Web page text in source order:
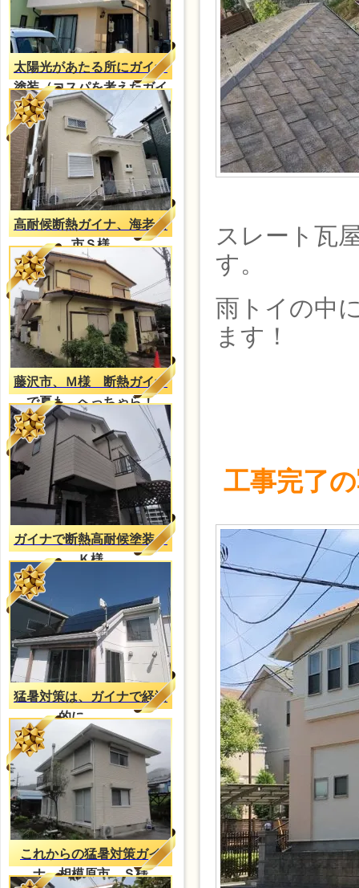
太陽光があたる所にガイナ
塗装（コスパを考えたガイ
ナ塗装）
高耐候断熱ガイナ、海老名
市Ｓ様
藤沢市、Ｍ様 断熱ガイナ
で夏も、へっちゃら！
ガイナで断熱高耐候塗装、
Ｋ様
猛暑対策は、ガイナで経済
的に。。。
これからの猛暑対策ガイ
ナ 相模原市 Ｓ様
スレート瓦
す。
雨トイの中
ます！
工事完了